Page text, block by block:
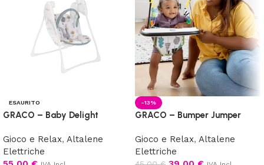
ESAURITO
GRACO – Baby Delight
Gioco e Relax, Altalene
Elettriche
-13%
GRACO – Bumper Jumper
Gioco e Relax, Altalene
Elettriche